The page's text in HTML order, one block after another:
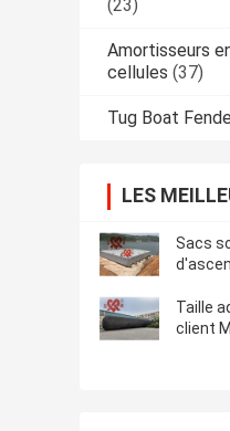
(23)
Amortisseurs
cellules (37)
Tug Boat
LES
Sacs
Taille
client